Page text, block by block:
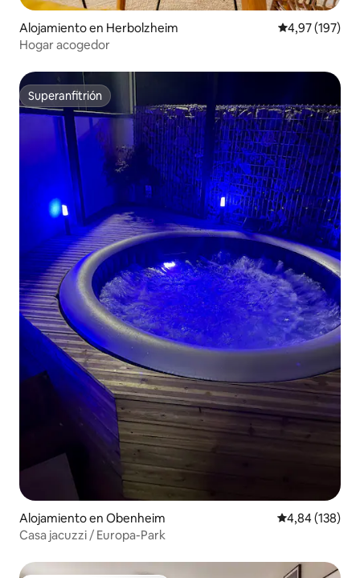
Alojamiento en Herbolzheim Calificación
4,97 (197)
Hogar acogedor
Superanfitrión
Superanfitrión
Alojamiento en Obenheim Calificación
4,84 (138)
Casa jacuzzi / Europa-Park